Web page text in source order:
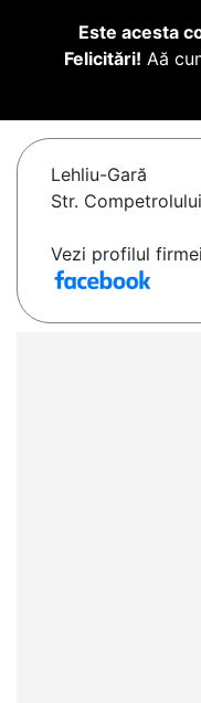
Este acesta
Felicitări! Aă
Lehliu-Gară
Str.
Vezi profilul